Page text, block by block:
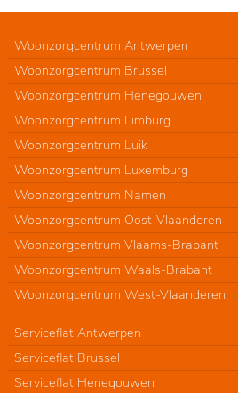
Woonzorgcentrum Antwerpen
Woonzorgcentrum Brussel
Woonzorgcentrum Henegouwen
Woonzorgcentrum Limburg
Woonzorgcentrum Luik
Woonzorgcentrum Luxemburg
Woonzorgcentrum Namen
Woonzorgcentrum Oost-Vlaanderen
Woonzorgcentrum Vlaams-Brabant
Woonzorgcentrum Waals-Brabant
Woonzorgcentrum West-Vlaanderen
Serviceflat Antwerpen
Serviceflat Brussel
Serviceflat Henegouwen